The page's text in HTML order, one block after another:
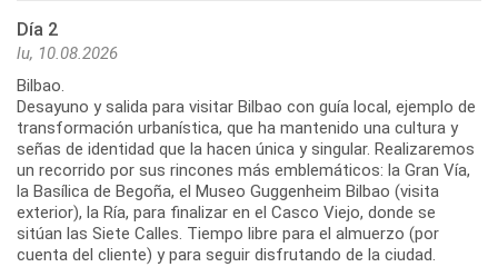
Día 2
lu, 10.08.2026
Bilbao.
Desayuno y salida para visitar Bilbao con guía local, ejemplo de
transformación urbanística, que ha mantenido una cultura y
señas de identidad que la hacen única y singular. Realizaremos
un recorrido por sus rincones más emblemáticos: la Gran Vía,
la Basílica de Begoña, el Museo Guggenheim Bilbao (visita
exterior), la Ría, para finalizar en el Casco Viejo, donde se
sitúan las Siete Calles. Tiempo libre para el almuerzo (por
cuenta del cliente) y para seguir disfrutando de la ciudad.